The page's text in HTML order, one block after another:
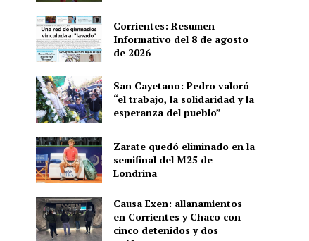
Corrientes: Resumen
Informativo del 8 de agosto
de 2026
San Cayetano: Pedro valoró
“el trabajo, la solidaridad y la
esperanza del pueblo”
Zarate quedó eliminado en la
semifinal del M25 de
Londrina
Causa Exen: allanamientos
en Corrientes y Chaco con
cinco detenidos y dos